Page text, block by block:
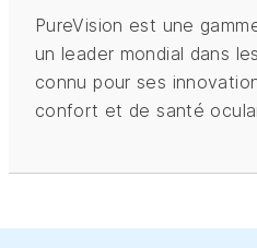
PureVision est une
un leader mondial dans
connu pour ses
confort et de santé